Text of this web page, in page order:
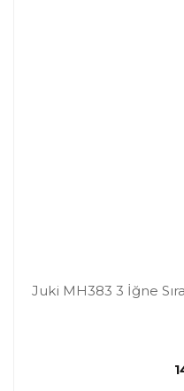
Juki MH383 3 İğne